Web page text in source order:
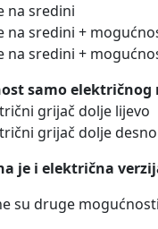
na sredini
na sredini +
na sredini +
samo
grijač dolje lijevo
grijač dolje desno
je i električna
su druge